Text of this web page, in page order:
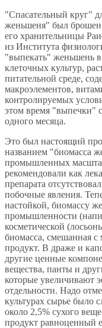
"Спасательный круг"
женьшеня" был брошен
его хранительницы
из Института
"выпекать" женьшень в
клеточных культур,
питательной среде,
макроэлементов,
контролируемых
этом время "выпечки"
одного месяца.
Это был настоящий
названием "биомасса
промышленных
рекомендовали как
препарата
побочные явления.
настойкой, биомассу
промышленности
косметической
биомасса, смешанная с
продукт. В драже и
другие ценные
вещества, панты и
которые увеличивают
отдельности. Надо
культурах сырье было
около 2,5% сухого
продукт равноценный